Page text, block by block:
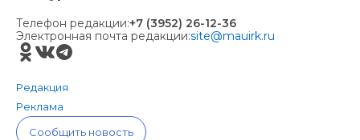
Телефон редакции:+7 (3952) 26-12-36
Электронная почта редакции:site@mauirk.ru
Редакция
Реклама
Сообщить новость